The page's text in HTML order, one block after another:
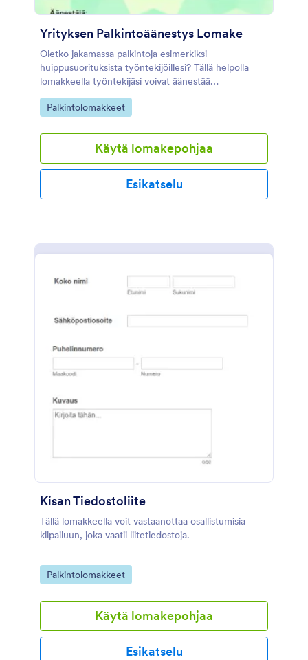
Yrityksen Palkintoäänestys Lomake
Oletko jakamassa palkintoja esimerkiksi
huippusuorituksista työntekijöillesi? Tällä helpolla
lomakkeella työntekijäsi voivat äänestää
työtovereitaan.
Go to Category:
Palkintolomakkeet
Käytä lomakepohjaa
Esikatselu
Kisan Tiedostoliite
Tällä lomakkeella voit vastaanottaa osallistumisia
kilpailuun, joka vaatii liitetiedostoja.
Go to Category:
Palkintolomakkeet
Käytä lomakepohjaa
Esikatselu